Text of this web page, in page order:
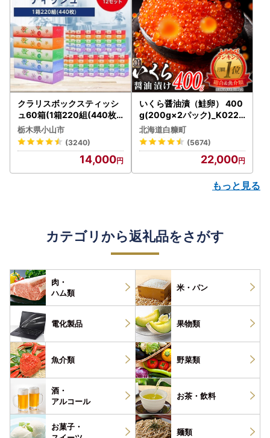
クラリスボックスティッシ
ュ60箱(1箱220組(440枚))
(5個入り×12セット)【配送
不可地域：離島・沖縄県】
【1256759】
栃木県小山市
(3240)
14,000
いくら醤油漬（鮭卵） 400
g(200g×2パック)_K022-
1676
北海道白糠町
(5674)
22,000
もっと見る
カテゴリから返礼品をさがす
肉・
ハム類
米・パン
電化製品 果物類
魚介類 野菜類
酒・
アルコール
お茶・ 飲料
お菓子・
麺類